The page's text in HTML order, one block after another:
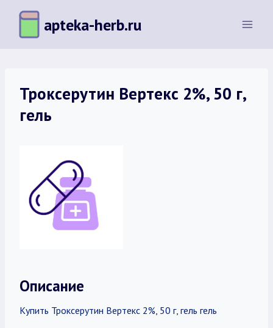
Перейти
содержимому
apteka-herb.ru
Троксерутин Вертекс 2%, 50 г,
гель
Описание
Купить Троксерутин Вертекс 2%, 50 г, гель гель